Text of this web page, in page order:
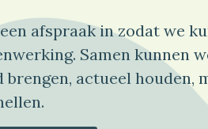
afspraak in zodat we
Samen kunnen
brengen, actueel houden,